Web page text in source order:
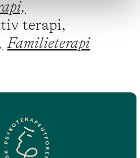
terapi,
Familieterapi